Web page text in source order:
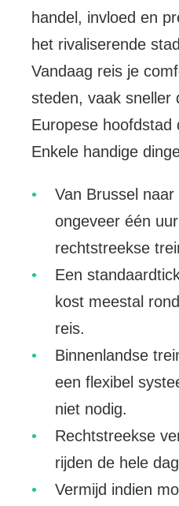
handel, invloed en
het rivaliserende
Vandaag reis je
steden, vaak sneller
Europese hoofdstad
Enkele handige
Van Brussel
ongeveer één
rechtstreekse
Een
kost meestal
reis.
Binnenlandse
een flexibel
niet nodig.
Rechtstreekse
rijden de hele
Vermijd indien